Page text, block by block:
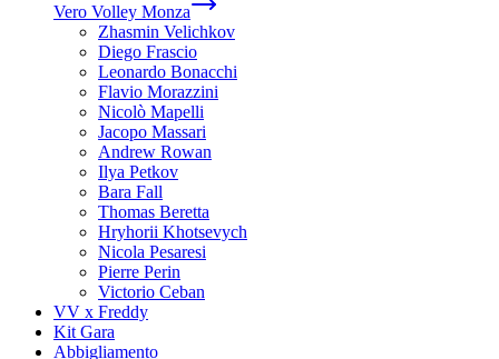
Vero Volley Monza
Zhasmin Velichkov
Diego Frascio
Leonardo Bonacchi
Flavio Morazzini
Nicolò Mapelli
Jacopo Massari
Andrew Rowan
Ilya Petkov
Bara Fall
Thomas Beretta
Hryhorii Khotsevych
Nicola Pesaresi
Pierre Perin
Victorio Ceban
VV x Freddy
Kit Gara
Abbigliamento